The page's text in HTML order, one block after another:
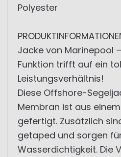
Polyester
Jacke von Marinepool
Funktion trifft auf ein
Leistungsverhältnis!
Diese Offshore-
Membran ist aus
gefertigt. Zusätzlich
getaped und sorgen
Wasserdichtigkeit. Die